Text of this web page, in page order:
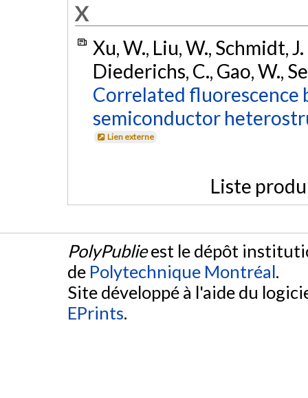
X
Xu, W., Liu, W., Schmidt, J.
Diederichs, C., Gao, W.,
Correlated
semiconductor
Lien externe
Liste
PolyPublieest le dépôt
de Polytechnique Montréal.
Site développé à l'aide du
EPrints.